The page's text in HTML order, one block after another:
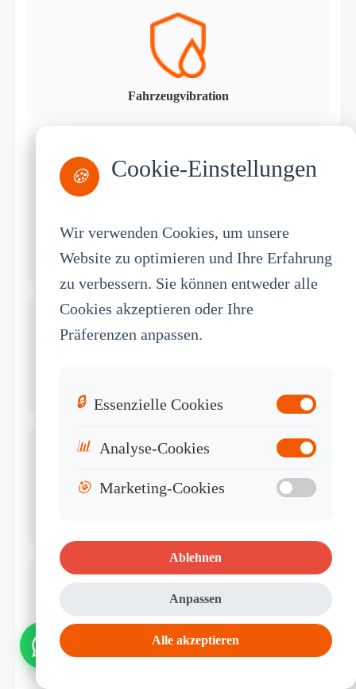
Fahrzeugvibration
Extreme Temperaturen
Fahrzeugstrom-Integration
🍪 Cookie-Einstellungen
Wir verwenden Cookies, um unsere
Website zu optimieren und Ihre Erfahrung
zu verbessern. Sie können entweder alle
Cookies akzeptieren oder Ihre
Präferenzen anpassen.
🔒 Essenzielle Cookies
📊 Analyse-Cookies
🎯 Marketing-Cookies
Ablehnen
Anpassen
Alle akzeptieren